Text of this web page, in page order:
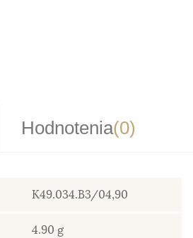
Hodnotenia(0)
K49.034.B3/04,90
4.90 g